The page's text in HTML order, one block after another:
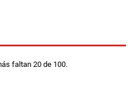
faltan 20 de 100.